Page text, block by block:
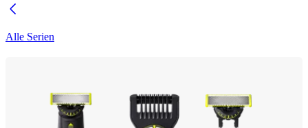
Alle Serien